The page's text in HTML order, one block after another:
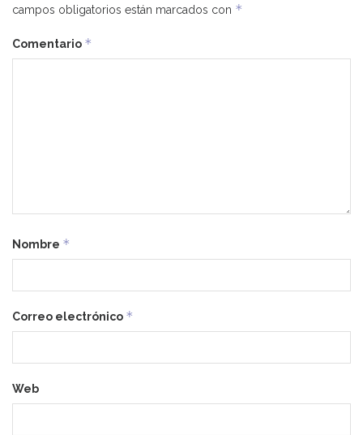
campos obligatorios están marcados con *
Comentario *
Nombre *
Correo electrónico *
Web